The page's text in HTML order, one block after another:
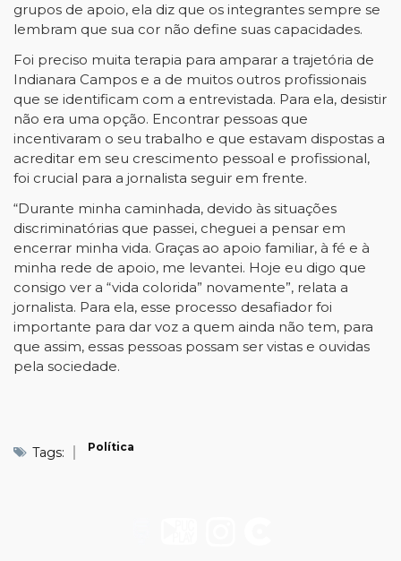
grupos de apoio, ela diz que os integrantes sempre se
lembram que sua cor não define suas capacidades.
Foi preciso muita terapia para amparar a trajetória de
Indianara Campos e a de muitos outros profissionais
que se identificam com a entrevistada. Para ela, desistir
não era uma opção. Encontrar pessoas que
incentivaram o seu trabalho e que estavam dispostas a
acreditar em seu crescimento pessoal e profissional,
foi crucial para a jornalista seguir em frente.
“Durante minha caminhada, devido às situações
discriminatórias que passei, cheguei a pensar em
encerrar minha vida. Graças ao apoio familiar, à fé e à
minha rede de apoio, me levantei. Hoje eu digo que
consigo ver a “vida colorida” novamente”, relata a
jornalista. Para ela, esse processo desafiador foi
importante para dar voz a quem ainda não tem, para
que assim, essas pessoas possam ser vistas e ouvidas
pela sociedade.
Tags: Política